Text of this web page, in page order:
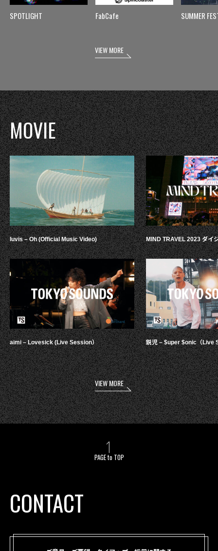
SPOTLIGHT FabCafe SUMMER
VIEW MORE
MOVIE
luvis – Oh (Official Music Video)
aimi – Lovesick (Live Session）
MIND TRAVEL 2023 ダイ
鋭児 – $uper $onic（Live
VIEW MORE
PAGE to TOP
CONTACT